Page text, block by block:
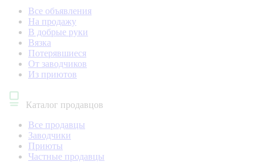
Все объявления
На продажу
В добрые руки
Вязка
Потерявшиеся
От заводчиков
Из приютов
Каталог продавцов
Все продавцы
Заводчики
Приюты
Частные продавцы